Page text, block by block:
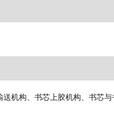
机构、书芯上胶机构、书芯